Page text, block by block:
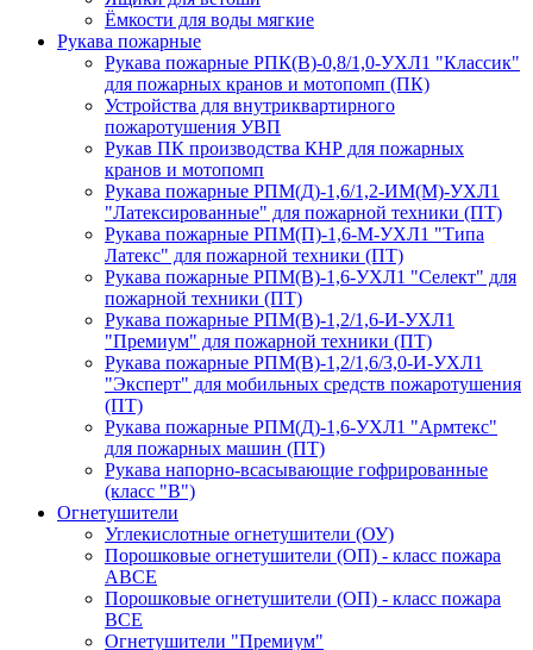
Ёмкости для воды мягкие
Рукава пожарные
Рукава пожарные РПК(В)-0,8/1,0-УХЛ1 "Классик"
для пожарных кранов и мотопомп (ПК)
Устройства для внутриквартирного
пожаротушения УВП
Рукав ПК производства КНР для пожарных
кранов и мотопомп
Рукава пожарные РПМ(Д)-1,6/1,2-ИМ(M)-УХЛ1
"Латексированные" для пожарной техники (ПТ)
Рукава пожарные РПМ(П)-1,6-М-УХЛ1 "Типа
Латекс" для пожарной техники (ПТ)
Рукава пожарные РПМ(В)-1,6-УХЛ1 "Селект" для
пожарной техники (ПТ)
Рукава пожарные РПМ(В)-1,2/1,6-И-УХЛ1
"Премиум" для пожарной техники (ПТ)
Рукава пожарные РПМ(В)-1,2/1,6/3,0-И-УХЛ1
"Эксперт" для мобильных средств пожаротушения
(ПТ)
Рукава пожарные РПМ(Д)-1,6-УХЛ1 "Армтекс"
для пожарных машин (ПТ)
Рукава напорно-всасывающие гофрированные
(класс "В")
Огнетушители
Углекислотные огнетушители (ОУ)
Порошковые огнетушители (ОП) - класс пожара
АВСЕ
Порошковые огнетушители (ОП) - класс пожара
ВСЕ
Огнетушители "Премиум"